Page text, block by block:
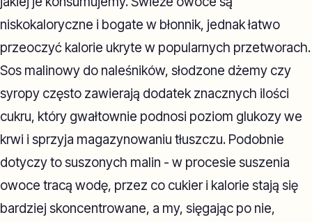
niskokaloryczne i bogate w błonnik, jednak łatwo
przeoczyć kalorie ukryte w popularnych przetworach.
Sos malinowy do naleśników, słodzone dżemy czy
syropy często zawierają dodatek znacznych ilości
cukru, który gwałtownie podnosi poziom glukozy we
krwi i sprzyja magazynowaniu tłuszczu. Podobnie
dotyczy to suszonych malin - w procesie suszenia
owoce tracą wodę, przez co cukier i kalorie stają się
bardziej skoncentrowane, a my, sięgając po nie,